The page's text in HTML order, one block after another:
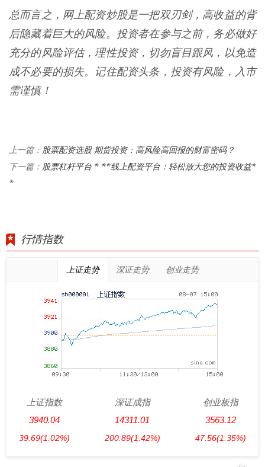
总而言之，网上配资炒股是一把双刃剑，高收益的背
后隐藏着巨大的风险。投资者在参与之前，务必做好
充分的风险评估，理性投资，切勿盲目跟风，以免造
成不必要的损失。记住配资头条，投资有风险，入市
需谨慎！
上一篇： 股票配资选股 期货投资：高风险高回报的财富密码？
下一篇： 股票杠杆平台 * **线上配资平台：轻松放大您的投资收益*
*
行情指数
上证走势 深证走势 创业走势
上证指数
3940.04
39.69(1.02%)
深证成指
14311.01
200.89(1.42%)
创业板指
3563.12
47.56(1.35%)